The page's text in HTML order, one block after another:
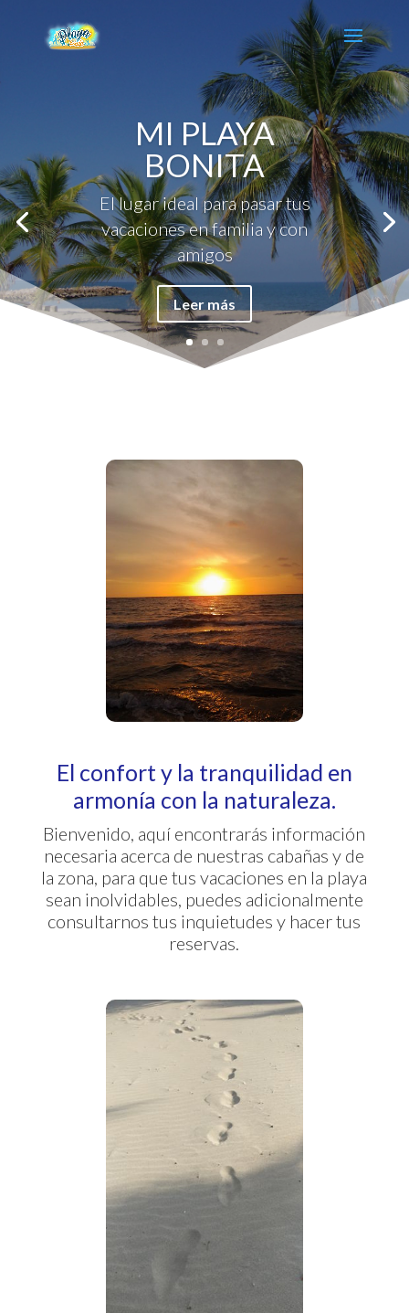
MI PLAYA
BONITA
El lugar ideal para pasar tus
vacaciones en familia y con
amigos
Leer más
El confort y la tranquilidad en
armonía con la naturaleza.
Bienvenido, aquí encontrarás información
necesaria acerca de nuestras cabañas y de
la zona, para que tus vacaciones en la playa
sean inolvidables, puedes adicionalmente
consultarnos tus inquietudes y hacer tus
reservas.